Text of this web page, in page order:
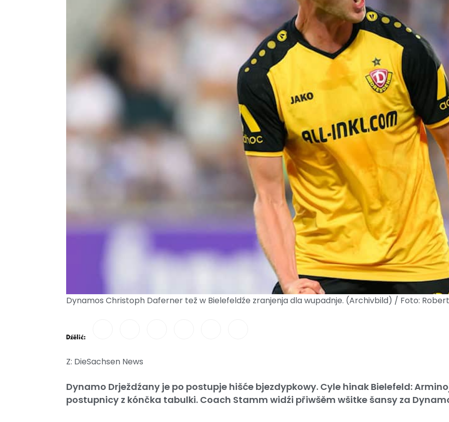
Dynamos Christoph Daferner tež w Bielefeldźe zranjenja dla wupadnje. (Archivbild) / Foto:
Dźělić:
Z: DieSachsen News
Dynamo Drježdźany je po postupje hišće bjezdypkowy. Cyle hinak Bielefeld:
postupnicy z kónčka tabulki. Coach Stamm widźi přiwšěm wšitke šansy za